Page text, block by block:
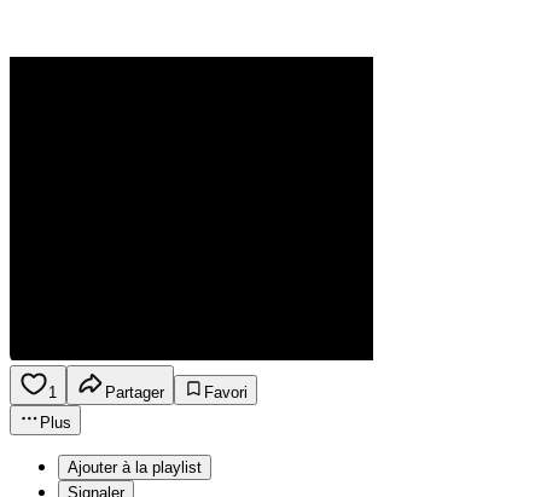
1 Partager
Favori
Plus
Ajouter à la playlist
Signaler